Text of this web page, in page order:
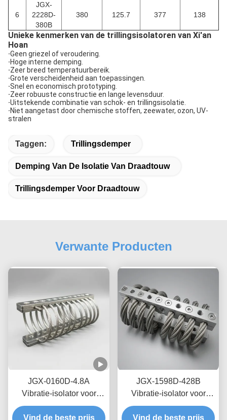
6
JGX-
2228D-
380B
380 125.7 377 138
Unieke kenmerken van de trillingsisolatoren van Xi'an
Hoan
·Geen griezel of veroudering.
·Hoge interne demping.
·Zeer breed temperatuurbereik.
·Grote verscheidenheid aan toepassingen.
·Snel en economisch prototyping.
·Zeer robuuste constructie en lange levensduur.
·Uitstekende combinatie van schok- en trillingsisolatie.
·Niet aangetast door chemische stoffen, zeewater, ozon, UV-
stralen
Taggen: Trillingsdemper
Demping Van De Isolatie Van Draadtouw
Trillingsdemper Voor Draadtouw
Verwante Producten
JGX-0160D-4.8A
Vibratie-isolator voor
zeedraden op zee,
onderhoudsvrij, van
Vind de beste prijs
JGX-1598D-428B
Vibratie-isolator voor
draadtouwen met nul-
kruip-olievrije
Vind de beste prijs